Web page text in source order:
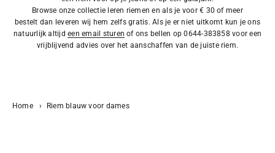
Browse onze collectie leren riemen en als je voor € 30 of meer
bestelt dan leveren wij hem zelfs gratis. Als je er niet uitkomt kun je ons
natuurlijk altijdeen email sturen of ons bellen op 0644-383858 voor een
vrijblijvend advies over het aanschaffen van de juiste riem.
Home › Riem blauw voor dames